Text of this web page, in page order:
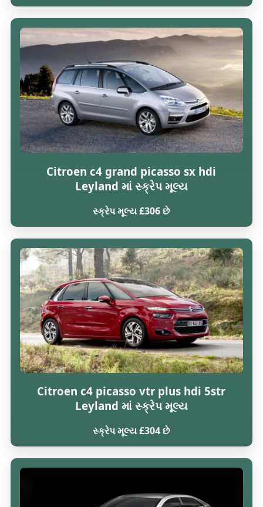
Citroen c4 grand picasso sx hdi
Leyland માં સ્ક્રેપ મૂલ્ય
સ્ક્રેપ મૂલ્ય £306 છે
Citroen c4 picasso vtr plus hdi 5str
Leyland માં સ્ક્રેપ મૂલ્ય
સ્ક્રેપ મૂલ્ય £304 છે